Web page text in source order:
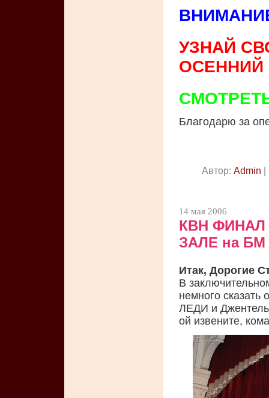
УЗНАЙ
ОСЕННИЙ
Благодарю за
Автор: Admin |
14 мая 2006
КВН ФИНАЛ
ЗАЛЕ на БМ
Итак, Дорогие
В
немного
ЛЕДИ и
ой извените,